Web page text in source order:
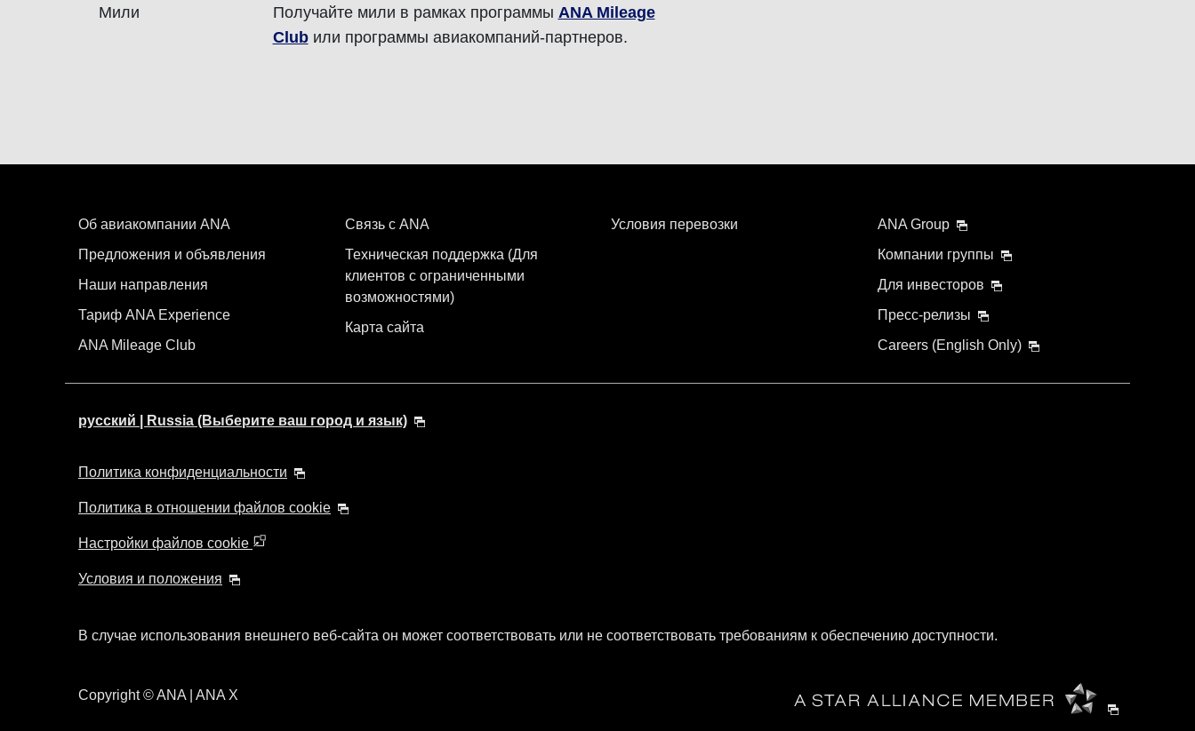
Мили Получайте мили в рамках программы ANA Mileage
Clubили программы авиакомпаний-партнеров.
Об авиакомпании ANA
Предложения и объявления
Наши направления
Тариф ANA Experience
ANA Mileage Club
Связь с ANA
Техническая поддержка (Для
клиентов с ограниченными
возможностями)
Карта сайта
Условия перевозки
ANA Group
Компании группы
Для инвесторов
Пресс-релизы
Careers (English Only)
русский | Russia (Выберите ваш город и язык)
Политика конфиденциальности
Политика в отношении файлов cookie
Настройки файлов cookie
Условия и положения
В случае использования внешнего веб-сайта он может соответствовать или не соответствовать требованиям к обеспечению доступности.
Copyright© ANA | ANA X